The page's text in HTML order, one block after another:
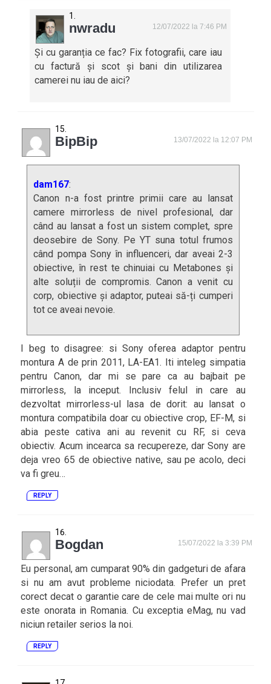
nwradu 12/07/2022 la 7:46 PM
Și cu garanția ce fac? Fix fotografii, care iau
cu factură și scot și bani din utilizarea
camerei nu iau de aici?
BipBip 13/07/2022 la 12:07 PM
dam167:
Canon n-a fost printre primii care au lansat
camere mirrorless de nivel profesional, dar
când au lansat a fost un sistem complet, spre
deosebire de Sony. Pe YT suna totul frumos
când pompa Sony în influenceri, dar aveai 2-3
obiective, în rest te chinuiai cu Metabones și
alte soluții de compromis. Canon a venit cu
corp, obiective și adaptor, puteai să-ți cumperi
tot ce aveai nevoie.
I beg to disagree: si Sony oferea adaptor pentru
montura A de prin 2011, LA-EA1. Iti inteleg simpatia
pentru Canon, dar mi se pare ca au bajbait pe
mirrorless, la inceput. Inclusiv felul in care au
dezvoltat mirrorless-ul lasa de dorit: au lansat o
montura compatibila doar cu obiective crop, EF-M, si
abia peste cativa ani au revenit cu RF, si ceva
obiectiv. Acum incearca sa recupereze, dar Sony are
deja vreo 65 de obiective native, sau pe acolo, deci
va fi greu…
REPLY
Bogdan 15/07/2022 la 3:39 PM
Eu personal, am cumparat 90% din gadgeturi de afara
si nu am avut probleme niciodata. Prefer un pret
corect decat o garantie care de cele mai multe ori nu
este onorata in Romania. Cu exceptia eMag, nu vad
niciun retailer serios la noi.
REPLY